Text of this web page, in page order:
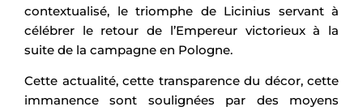
contextualisé, le triomphe de Licinius servant à
célébrer le retour de l’Empereur victorieux à la
suite de la campagne en Pologne.
Cette actualité, cette transparence du décor, cette
immanence sont soulignées par des moyens